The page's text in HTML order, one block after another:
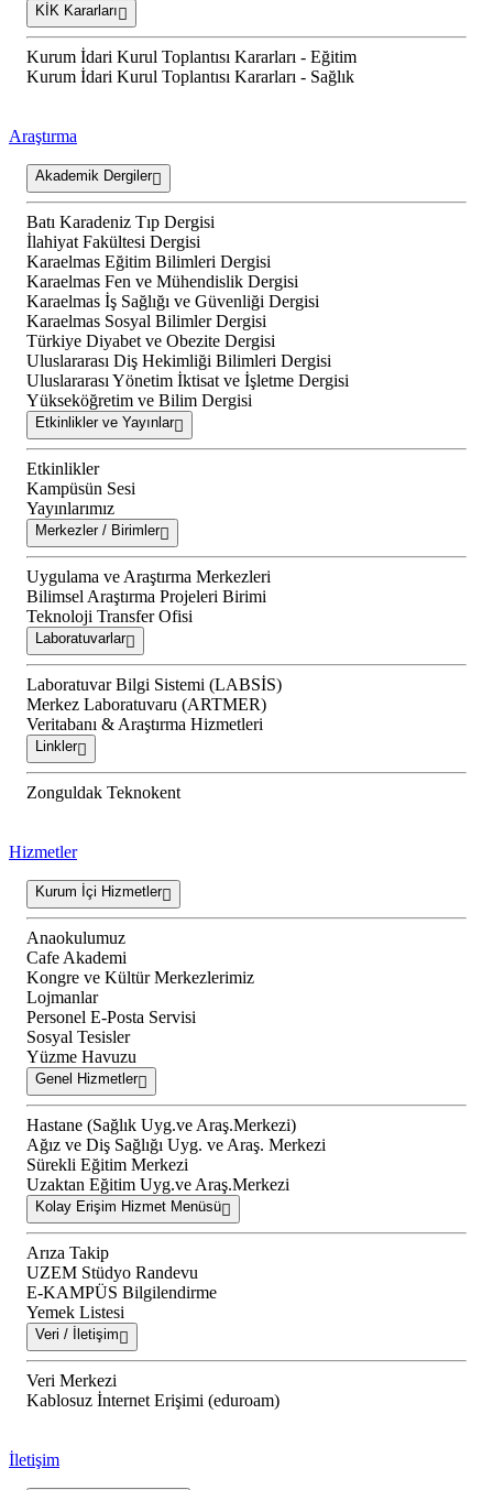
KİK Kararları
Kurum İdari Kurul Toplantısı Kararları - Eğitim
Kurum İdari Kurul Toplantısı Kararları - Sağlık
Araştırma
Akademik Dergiler
Batı Karadeniz Tıp Dergisi
İlahiyat Fakültesi Dergisi
Karaelmas Eğitim Bilimleri Dergisi
Karaelmas Fen ve Mühendislik Dergisi
Karaelmas İş Sağlığı ve Güvenliği Dergisi
Karaelmas Sosyal Bilimler Dergisi
Türkiye Diyabet ve Obezite Dergisi
Uluslararası Diş Hekimliği Bilimleri Dergisi
Uluslararası Yönetim İktisat ve İşletme Dergisi
Yükseköğretim ve Bilim Dergisi
Etkinlikler ve Yayınlar
Etkinlikler
Kampüsün Sesi
Yayınlarımız
Merkezler / Birimler
Uygulama ve Araştırma Merkezleri
Bilimsel Araştırma Projeleri Birimi
Teknoloji Transfer Ofisi
Laboratuvarlar
Laboratuvar Bilgi Sistemi (LABSİS)
Merkez Laboratuvaru (ARTMER)
Veritabanı & Araştırma Hizmetleri
Linkler
Zonguldak Teknokent
Hizmetler
Kurum İçi Hizmetler
Anaokulumuz
Cafe Akademi
Kongre ve Kültür Merkezlerimiz
Lojmanlar
Personel E-Posta Servisi
Sosyal Tesisler
Yüzme Havuzu
Genel Hizmetler
Hastane (Sağlık Uyg.ve Araş.Merkezi)
Ağız ve Diş Sağlığı Uyg. ve Araş. Merkezi
Sürekli Eğitim Merkezi
Uzaktan Eğitim Uyg.ve Araş.Merkezi
Kolay Erişim Hizmet Menüsü
Arıza Takip
UZEM Stüdyo Randevu
E-KAMPÜS Bilgilendirme
Yemek Listesi
Veri / İletişim
Veri Merkezi
Kablosuz İnternet Erişimi (eduroam)
İletişim